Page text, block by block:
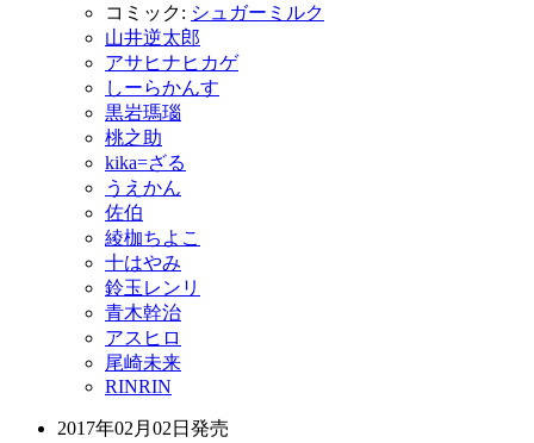
コミック: シュガーミルク
山井逆太郎
アサヒナヒカゲ
しーらかんす
黒岩瑪瑙
桃之助
kika=ざる
うえかん
佐伯
綾枷ちよこ
十はやみ
鈴玉レンリ
青木幹治
アスヒロ
尾崎未来
RINRIN
2017年02月02日 発売